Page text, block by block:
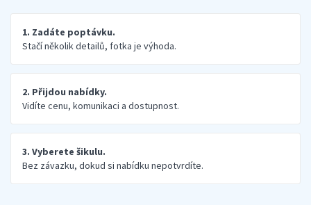
1. Zadáte poptávku.
Stačí několik detailů, fotka je výhoda.
2. Přijdou nabídky.
Vidíte cenu, komunikaci a dostupnost.
3. Vyberete šikulu.
Bez závazku, dokud si nabídku nepotvrdíte.